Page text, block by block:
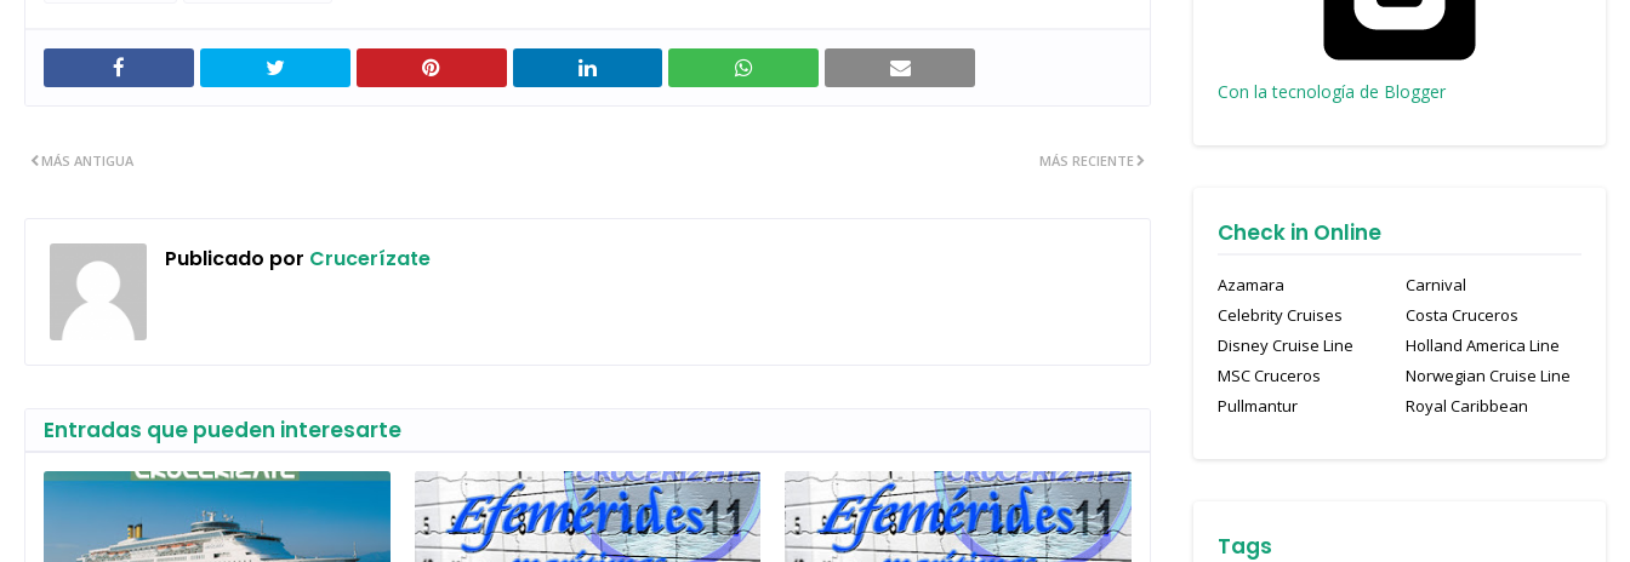
MÁS RECIENTE
MÁS ANTIGUA
Publicado por Crucerízate
Entradas que pueden interesarte
Con la tecnología de Blogger
Check in Online
Azamara
Carnival
Celebrity Cruises
Costa Cruceros
Disney Cruise Line
Holland America Line
MSC Cruceros
Norwegian Cruise Line
Pullmantur
Royal Caribbean
Tags